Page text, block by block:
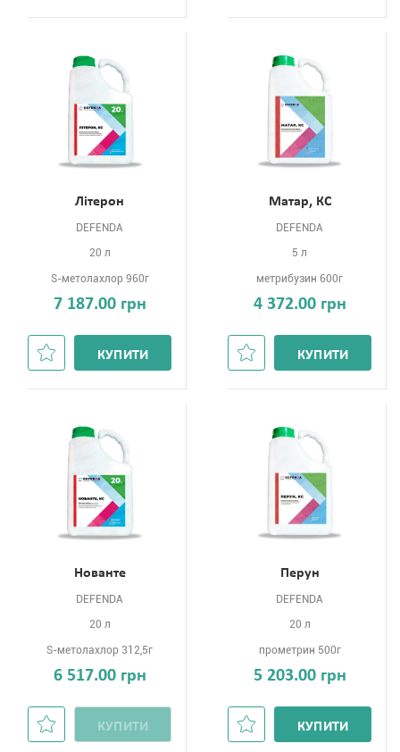
Літерон
DEFENDA
20 л
S-метолахлор 960г
7 187.00 грн
КУПИТИ
Матар, КС
DEFENDA
5 л
метрибузин 600г
4 372.00 грн
КУПИТИ
Нованте
DEFENDA
20 л
S-метолахлор 312,5г
6 517.00 грн
КУПИТИ
Перун
DEFENDA
20 л
прометрин 500г
5 203.00 грн
КУПИТИ